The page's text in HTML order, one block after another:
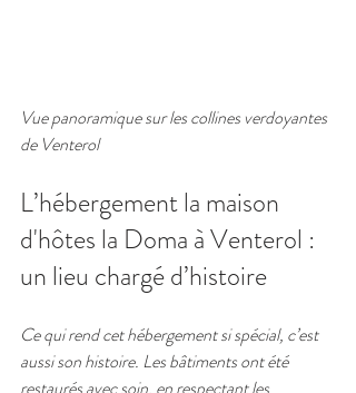
Vue panoramique sur les collines verdoyantes
de Venterol
L’hébergement la maison
d'hôtes la Doma à Venterol :
un lieu chargé d’histoire
Ce qui rend cet hébergement si spécial, c’est
aussi son histoire. Les bâtiments ont été